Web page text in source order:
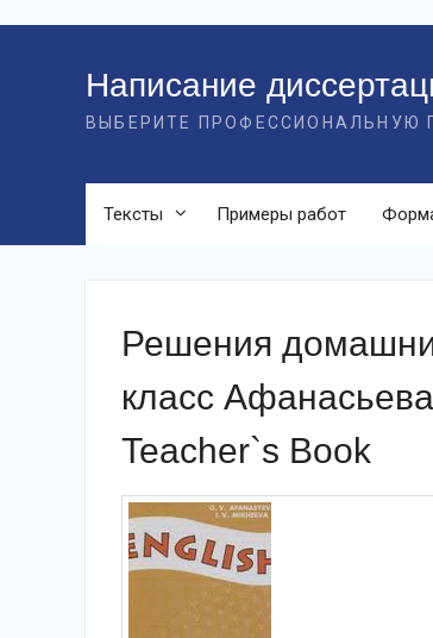
Написание
ВЫБЕРИТЕ ПРОФЕССИОНАЛЬНУЮ
Тексты Примеры работ
Решения
класс
Teacher`s Book